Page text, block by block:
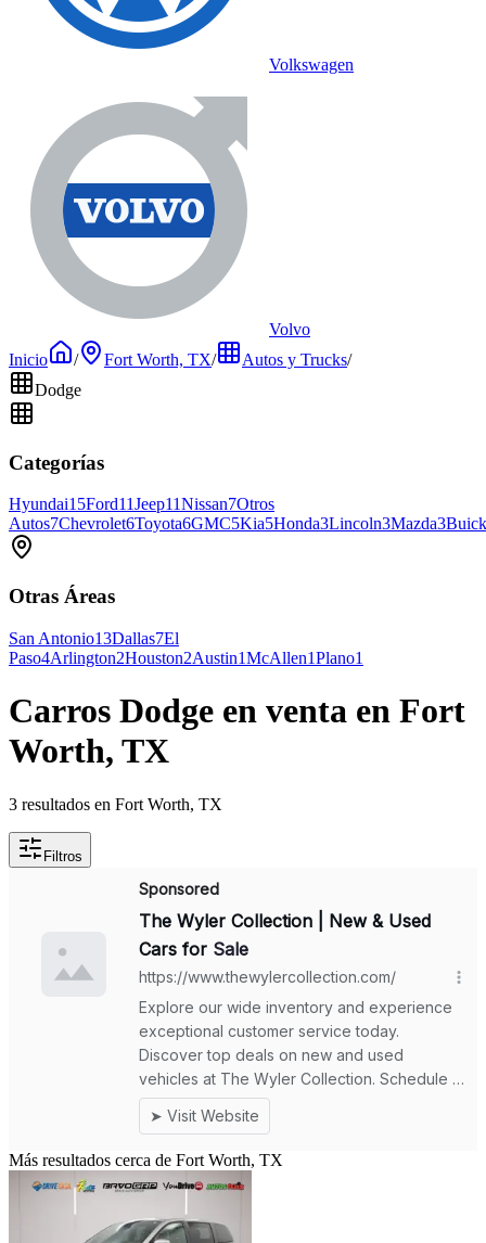
Volkswagen
Volvo
Inicio
/ Fort Worth, TX/ Autos y Trucks/
Dodge
Categorías
Hyundai15Ford11Jeep11Nissan7Otros
Autos7Chevrolet6Toyota6GMC5Kia5Honda3Lincoln3Mazda3Buick
Otras Áreas
San Antonio13Dallas7El
Paso4Arlington2Houston2Austin1McAllen1Plano1
Carros Dodge en venta en Fort
Worth, TX
3 resultados en Fort Worth, TX
Filtros
Más resultados cerca de Fort Worth, TX